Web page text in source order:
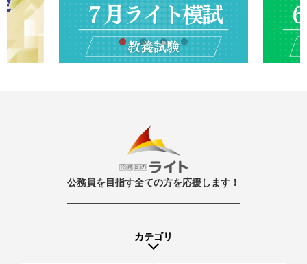
公務員を目指す全ての方を応援します！
カテゴリ